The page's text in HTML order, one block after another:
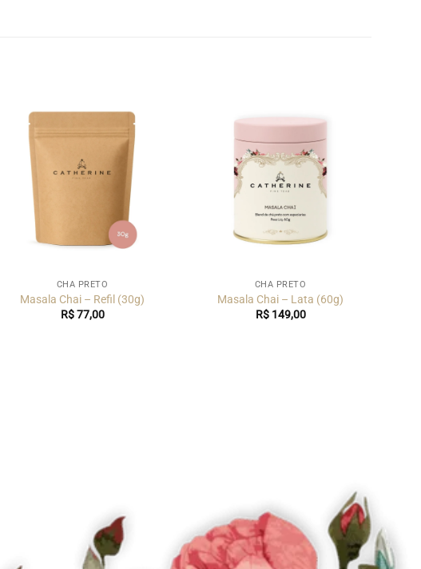
CHÁ PRETO
Masala Chai – Refil (30g)
R$77,00
CHÁ PRETO
Masala Chai – Lata (60g)
R$149,00